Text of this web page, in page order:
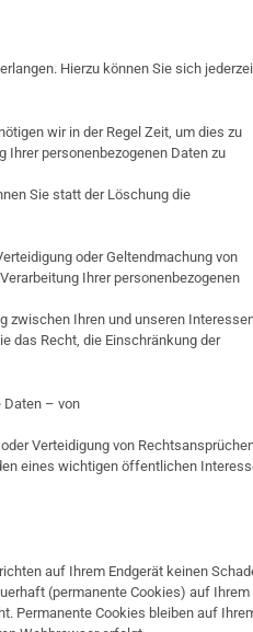
Hierzu können Sie sich
wir in der Regel Zeit, um dies zu
Ihrer personenbezogenen Daten zu
Sie statt der Löschung die
oder Geltendmachung von
Ihrer personenbezogenen
zwischen Ihren und unseren
das Recht, die Einschränkung der
Daten – von
Verteidigung von
eines wichtigen öffentlichen
auf Ihrem Endgerät keinen
(permanente Cookies) auf Ihrem
Permanente Cookies bleiben auf